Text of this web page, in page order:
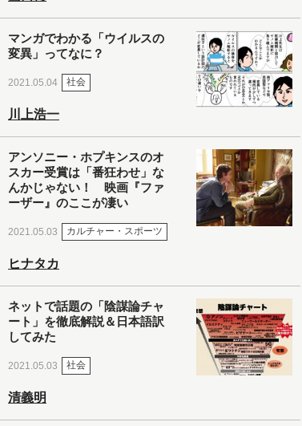
マンガでわかる「ウイルスの
変異」ってなに？
2021.05.04 社会
川上浩一
アンソニー・ホプキンスのオ
スカー受賞は「番狂わせ」な
んかじゃない！ 映画『ファ
ーザー』のここが凄い
2021.05.03 カルチャー・スポーツ
ヒナタカ
ネットで話題の「陰謀論チャ
ート」を徹底解説＆日本語訳
してみた
2021.05.03 社会
清義明